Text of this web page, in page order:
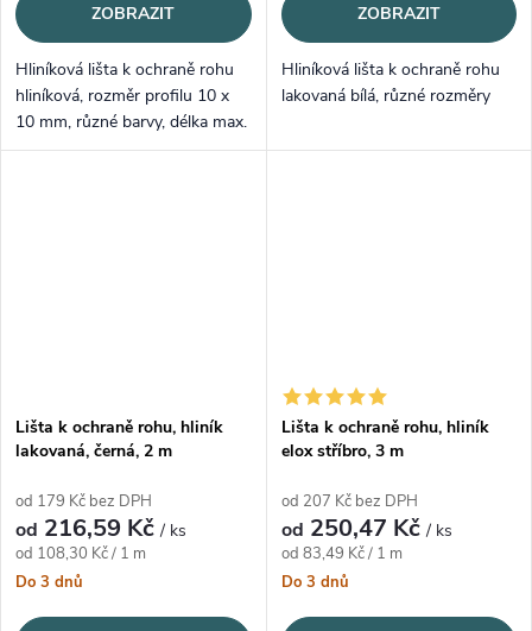
ZOBRAZIT
Hliníková lišta k ochraně rohu
hliníková, rozměr profilu 10 x
10 mm, různé barvy, délka max.
2,7 m
ZOBRAZIT
Hliníková lišta k ochraně rohu
lakovaná bílá, různé rozměry
Lišta k ochraně rohu, hliník
lakovaná, černá, 2 m
od 179 Kč bez DPH
od 216,59 Kč/ ks
Měrná cena:
od 108,30 Kč / 1 m
Do 3 dnů
Lišta k ochraně rohu, hliník
elox stříbro, 3 m
od 207 Kč bez DPH
od 250,47 Kč/ ks
Měrná cena:
od 83,49 Kč / 1 m
Do 3 dnů